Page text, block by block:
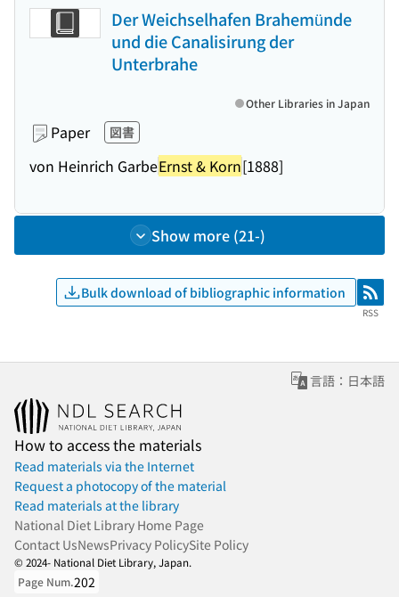
Der Weichselhafen Brahemünde
und die Canalisirung der
Unterbrahe
Paper 図書
von Heinrich GarbeErnst & Korn[1888]
Other Libraries in Japan
Show more (21-)
Bulk download of bibliographic information RSS
RSS
言語：日本語
How to access the materials
Read materials via the Internet
Request a photocopy of the material
Read materials at the library
National Diet Library Home Page
Contact UsNewsPrivacy PolicySite Policy
© 2024- National Diet Library, Japan.
Page Num.202